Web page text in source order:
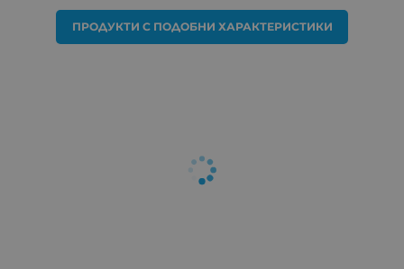
ПРОДУКТИ С ПОДОБНИ ХАРАКТЕРИСТИКИ